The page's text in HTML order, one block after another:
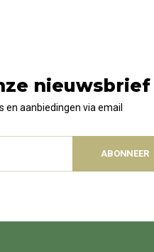
nieuwsbrief
en aanbiedingen via email
ABONNEER